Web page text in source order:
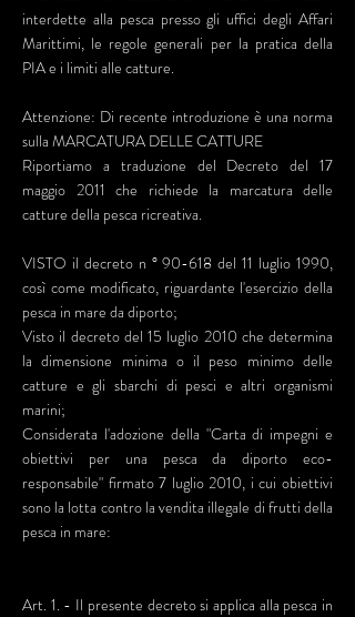
interdette alla pesca presso gli uffici degli Affari
Marittimi, le regole generali per la pratica della
PIA e i limiti alle catture.
Attenzione: Di recente introduzione è una norma
sulla MARCATURA DELLE CATTURE
Riportiamo a traduzione del Decreto del 17
maggio 2011 che richiede la marcatura delle
catture della pesca ricreativa.
VISTO il decreto n ° 90-618 del 11 luglio 1990,
così come modificato, riguardante l'esercizio della
pesca in mare da diporto;
Visto il decreto del 15 luglio 2010 che determina
la dimensione minima o il peso minimo delle
catture e gli sbarchi di pesci e altri organismi
marini;
Considerata l'adozione della "Carta di impegni e
obiettivi per una pesca da diporto eco-
responsabile" firmato 7 luglio 2010, i cui obiettivi
sono la lotta contro la vendita illegale di frutti della
pesca in mare:
Art. 1. - Il presente decreto si applica alla pesca in